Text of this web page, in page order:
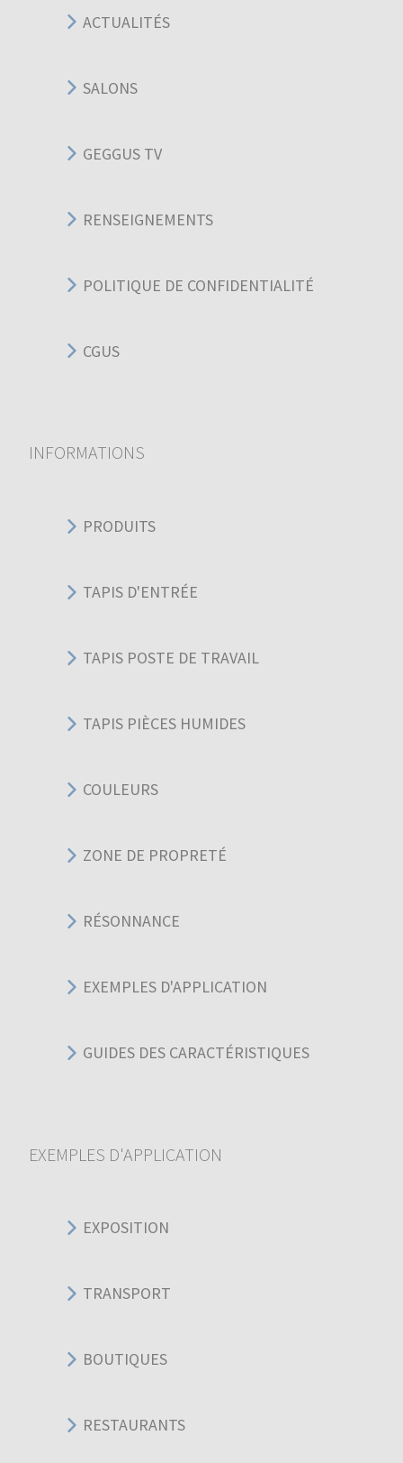
ACTUALITÉS
SALONS
GEGGUS TV
RENSEIGNEMENTS
POLITIQUE DE CONFIDENTIALITÉ
CGUS
INFORMATIONS
PRODUITS
TAPIS D'ENTRÉE
TAPIS POSTE DE TRAVAIL
TAPIS PIÈCES HUMIDES
COULEURS
ZONE DE PROPRETÉ
RÉSONNANCE
EXEMPLES D'APPLICATION
GUIDES DES CARACTÉRISTIQUES
EXEMPLES D'APPLICATION
EXPOSITION
TRANSPORT
BOUTIQUES
RESTAURANTS